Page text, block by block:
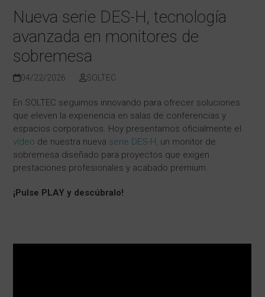
Nueva serie DES-H, tecnología
avanzada en monitores de
sobremesa
04/22/2026 SOLTEC
En SOLTEC seguimos innovando para ofrecer soluciones
que eleven la experiencia en salas de conferencias y
espacios corporativos. Hoy presentamos oficialmente el
vídeo de nuestra nueva serie DES-H, un monitor de
sobremesa diseñado para proyectos que exigen
prestaciones profesionales y acabado premium.
¡Pulse PLAY y descúbralo!